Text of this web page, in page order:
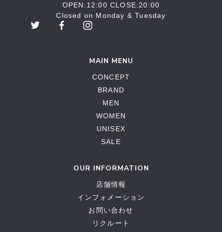
OPEN:12:00 CLOSE:20:00
Closed on Monday & Tuesday
MAIN MENU
CONCEPT
BRAND
MEN
WOMEN
UNISEX
SALE
OUR INFORMATION
店舗情報
インフォメーション
お問い合わせ
リクルート